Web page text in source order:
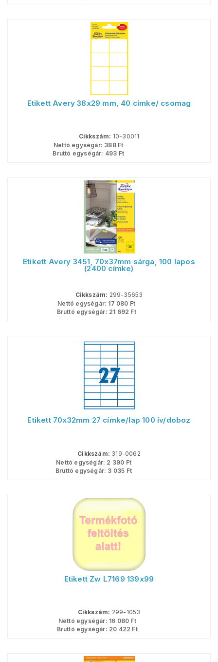
Etikett Avery 38x29 mm, 40 címke/ csomag
Cikkszám: 10-30011
Nettó egységár: 388Ft
Bruttó egységár: 493 Ft
Etikett Avery 3451, 70x37mm sárga, 100 lapos
(2400 címke)
Cikkszám: 299-35653
Nettó egységár: 17 080 Ft
Bruttó egységár: 21 692 Ft
Etikett 70x32mm 27 címke/lap 100 ív/doboz
Cikkszám: 319-0062
Nettó egységár: 2 390 Ft
Bruttó egységár: 3 035 Ft
Etikett Zw L7169 139x99
Cikkszám: 299-1053
Nettó egységár: 16 080 Ft
Bruttó egységár: 20 422 Ft